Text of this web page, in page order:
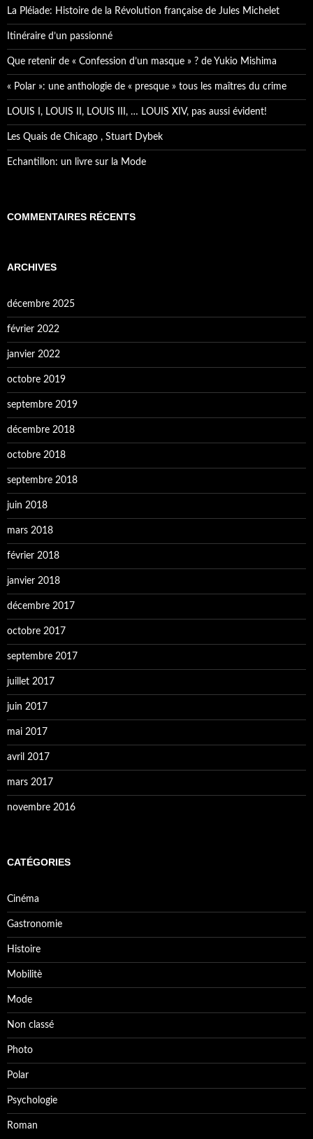
La Pléiade: Histoire de la Révolution française de Jules Michelet
Itinéraire d’un passionné
Que retenir de « Confession d’un masque » ? de Yukio Mishima
« Polar »: une anthologie de « presque » tous les maîtres du crime
LOUIS I, LOUIS II, LOUIS III, … LOUIS XIV, pas aussi évident!
Les Quais de Chicago , Stuart Dybek
Echantillon: un livre sur la Mode
COMMENTAIRES RÉCENTS
ARCHIVES
décembre 2025
février 2022
janvier 2022
octobre 2019
septembre 2019
décembre 2018
octobre 2018
septembre 2018
juin 2018
mars 2018
février 2018
janvier 2018
décembre 2017
octobre 2017
septembre 2017
juillet 2017
juin 2017
mai 2017
avril 2017
mars 2017
novembre 2016
CATÉGORIES
Cinéma
Gastronomie
Histoire
Mobilitè
Mode
Non classé
Photo
Polar
Psychologie
Roman